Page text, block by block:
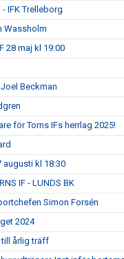
IFK Trelleborg
Wassholm
28 maj kl 19:00
Beckman
för Torns IFs herrlag 2025!
augusti kl 18:30
IF - LUNDS BK
Simon Forsén
2024
till årlig träff